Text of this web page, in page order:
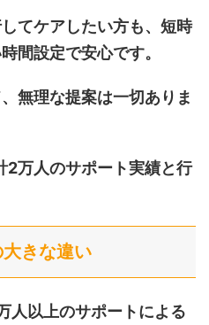
てケアしたい方も、短時
間設定で安心です。
無理な提案は一切ありま
万人のサポート実績と行
きな違い
人以上のサポートによる